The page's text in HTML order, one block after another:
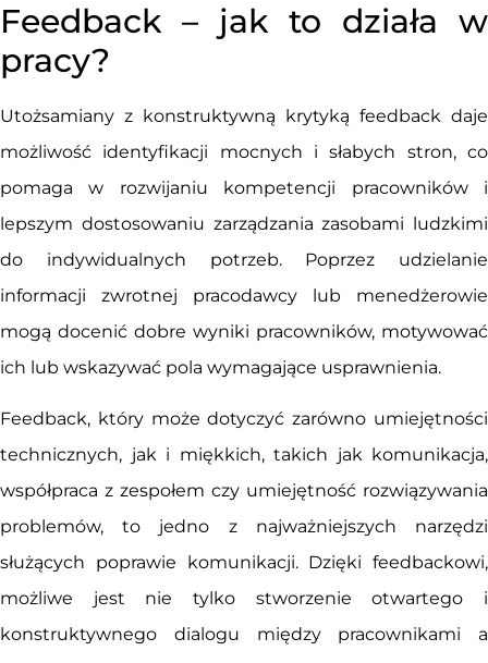
Feedback – jak to działa w
pracy?
Utożsamiany z konstruktywną krytyką feedback daje
możliwość identyfikacji mocnych i słabych stron, co
pomaga w rozwijaniu kompetencji pracowników i
lepszym dostosowaniu zarządzania zasobami ludzkimi
do indywidualnych potrzeb. Poprzez udzielanie
informacji zwrotnej pracodawcy lub menedżerowie
mogą docenić dobre wyniki pracowników, motywować
ich lub wskazywać pola wymagające usprawnienia.
Feedback, który może dotyczyć zarówno umiejętności
technicznych, jak i miękkich, takich jak komunikacja,
współpraca z zespołem czy umiejętność rozwiązywania
problemów, to jedno z najważniejszych narzędzi
służących poprawie komunikacji. Dzięki feedbackowi,
możliwe jest nie tylko stworzenie otwartego i
konstruktywnego dialogu między pracownikami a